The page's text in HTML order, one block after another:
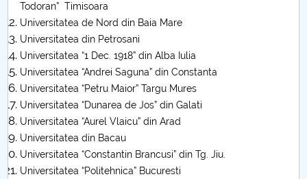
Todoran” Timisoara
Universitatea de Nord din Baia Mare
Universitatea din Petrosani
Universitatea “1 Dec. 1918” din Alba Iulia
Universitatea “Andrei Saguna” din Constanta
Universitatea “Petru Maior” Targu Mures
Universitatea “Dunarea de Jos” din Galati
Universitatea “Aurel Vlaicu” din Arad
Universitatea din Bacau
Universitatea “Constantin Brancusi” din Tg. Jiu.
Universitatea “Politehnica” Bucuresti